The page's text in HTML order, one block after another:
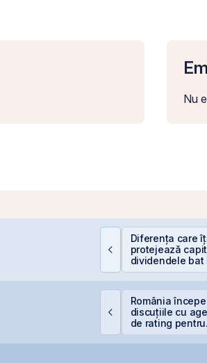
Nu
Diferența care
protejează
dividendele
(+5% vs. −6%)
România începe
discuțiile cu
de rating pentru